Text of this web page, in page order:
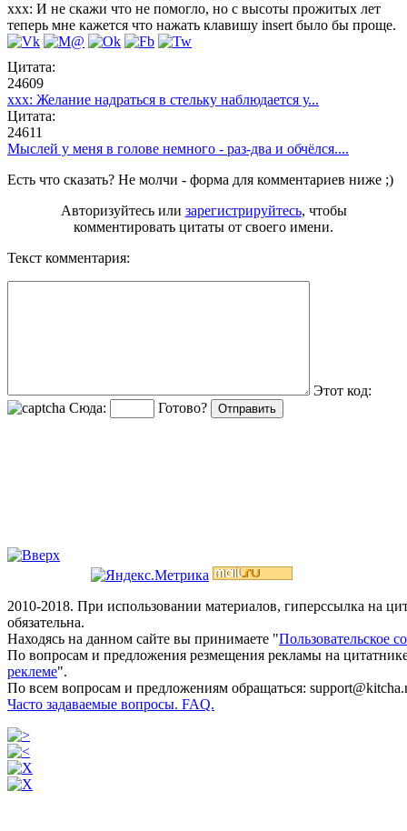
xxx: И не скажи что не помогло, но с высоты прожитых лет
теперь мне кажется что нажать клавишу insert было бы проще.
Цитата:
24609
ххх: Желание надраться в стельку наблюдается у...
Цитата:
24611
Мыслей у меня в голове немного - раз-два и обчёлся....
Есть что сказать? Не молчи - форма для комментариев ниже ;)
Авторизуйтесь или зарегистрируйтесь, чтобы
комментировать цитаты от своего имени.
Текст комментария:
Этот код:
Сюда:
Готово?
2010-2018. При использовании материалов, гиперссылка на
обязательна.
Находясь на данном сайте вы принимаете "Пользовательское
По вопросам и предложения резмещения рекламы на
реклеме".
По всем вопросам и предложениям обращаться:
Часто задаваемые вопросы. FAQ.